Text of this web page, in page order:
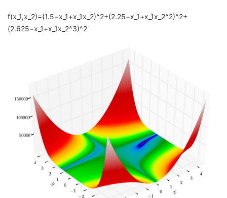
程
认
的
我
f(x_1,x_2)=(1.5−x_1+x_1x_2)^2+(2.25−x_1+x_1x_2^2)^2+
(2.625−x_1+x_1x_2^3)^2